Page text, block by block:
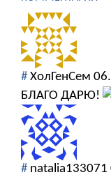
# ХолГенСем
БЛАГО ДАРЮ!
# natalia133071